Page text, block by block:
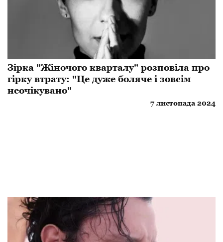
Зірка "Жіночого кварталу" розповіла про
гірку втрату: "Це дуже боляче і зовсім
неочікувано"
7 листопада 2024